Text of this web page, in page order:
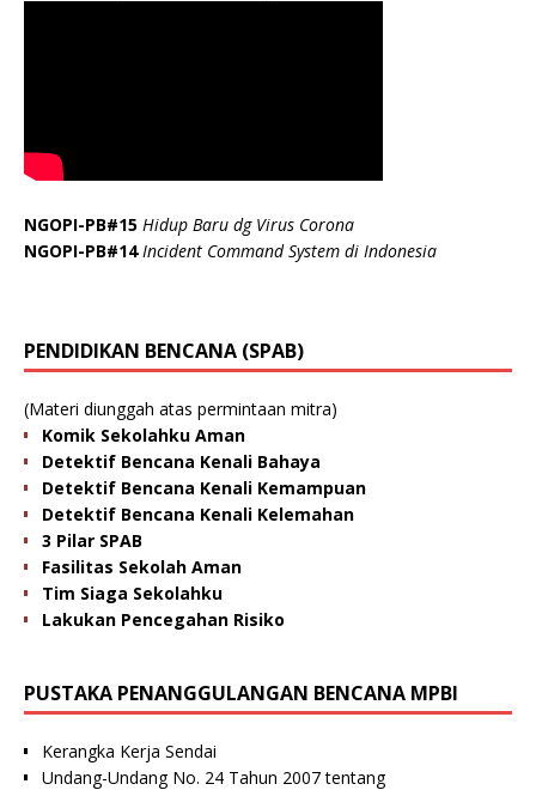
NGOPI-PB#15 Hidup Baru dg Virus Corona
NGOPI-PB#14 Incident Command System di Indonesia
PENDIDIKAN BENCANA (SPAB)
(Materi diunggah atas permintaan mitra)
Komik Sekolahku Aman
Detektif Bencana Kenali Bahaya
Detektif Bencana Kenali Kemampuan
Detektif Bencana Kenali Kelemahan
3 Pilar SPAB
Fasilitas Sekolah Aman
Tim Siaga Sekolahku
Lakukan Pencegahan Risiko
PUSTAKA PENANGGULANGAN BENCANA MPBI
Kerangka Kerja Sendai
Undang-Undang No. 24 Tahun 2007 tentang